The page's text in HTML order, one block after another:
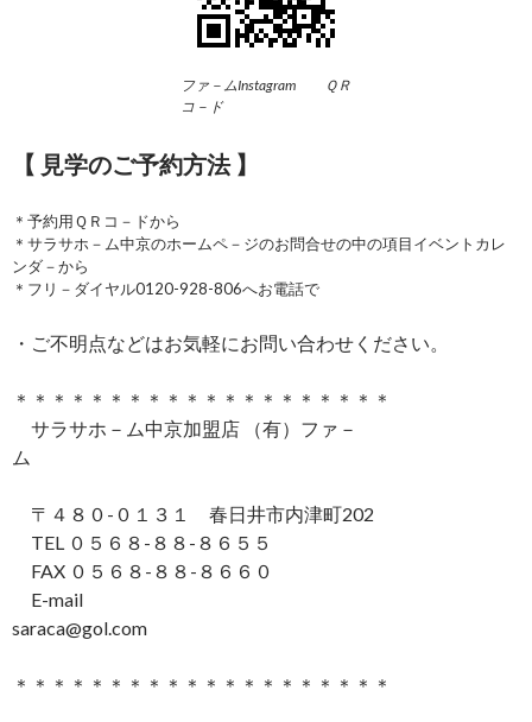
ファ－ムInstagram ＱＲ
コ－ド
【 見学のご予約方法 】
＊予約用ＱＲコ－ドから
＊サラサホ－ム中京のホームペ－ジのお問合せの中の項目イベントカレ
ンダ－から
＊フリ－ダイヤル0120-928-806へお電話で
・ご不明点などはお気軽にお問い合わせください。
＊＊＊＊＊＊＊＊＊＊＊＊＊＊＊＊＊＊＊＊
サラサホ－ム中京加盟店 （有）ファ－
ム
〒４８０-０１３１ 春日井市内津町202
TEL ０５６８-８８-８６５５
FAX ０５６８-８８-８６６０
E-mail
saraca@gol.com
＊＊＊＊＊＊＊＊＊＊＊＊＊＊＊＊＊＊＊＊